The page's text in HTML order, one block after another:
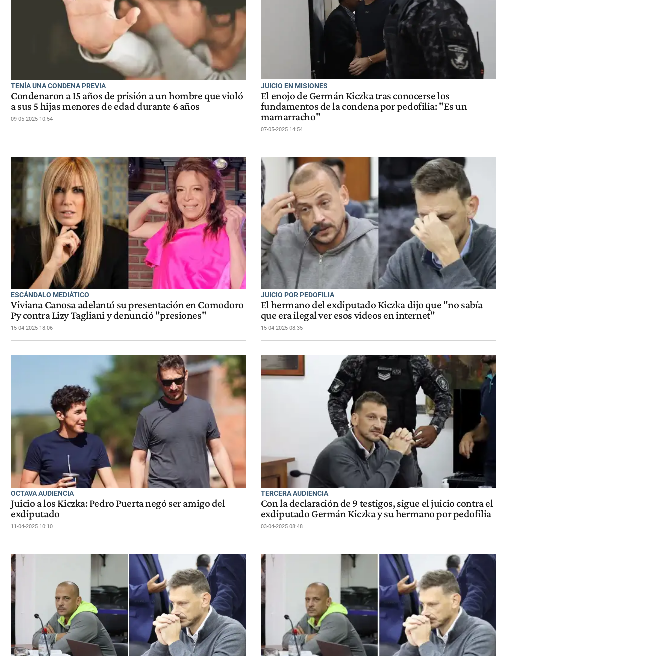
TENÍA UNA CONDENA PREVIA
Condenaron a 15 años de prisión a un hombre que violó
a sus 5 hijas menores de edad durante 6 años
09-05-2025 10:54
JUICIO EN MISIONES
El enojo de Germán Kiczka tras conocerse los
fundamentos de la condena por pedofilia: "Es un
mamarracho"
07-05-2025 14:54
ESCÁNDALO MEDIÁTICO
Viviana Canosa adelantó su presentación en Comodoro
Py contra Lizy Tagliani y denunció "presiones"
15-04-2025 18:06
JUICIO POR PEDOFILIA
El hermano del exdiputado Kiczka dijo que "no sabía
que era ilegal ver esos videos en internet"
15-04-2025 08:35
OCTAVA AUDIENCIA
Juicio a los Kiczka: Pedro Puerta negó ser amigo del
exdiputado
11-04-2025 10:10
TERCERA AUDIENCIA
Con la declaración de 9 testigos, sigue el juicio contra el
exdiputado Germán Kiczka y su hermano por pedofilia
03-04-2025 08:48